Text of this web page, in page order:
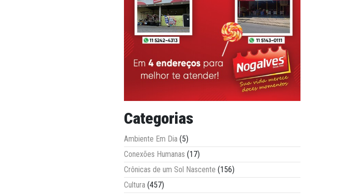
Categorias
Ambiente Em Dia (5)
Conexões Humanas (17)
Crônicas de um Sol Nascente (156)
Cultura (457)